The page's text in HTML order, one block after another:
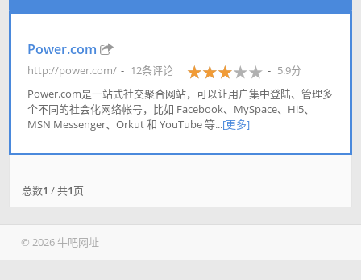
Power.com
http://power.com/ 12条评论
5.9分
Power.com是一站式社交聚合网站，可以让用户集中登陆、管理多
个不同的社会化网络帐号，比如 Facebook、MySpace、Hi5、
MSN Messenger、Orkut 和 YouTube 等...[更多]
总数1 / 共1页
© 2026 牛吧网址